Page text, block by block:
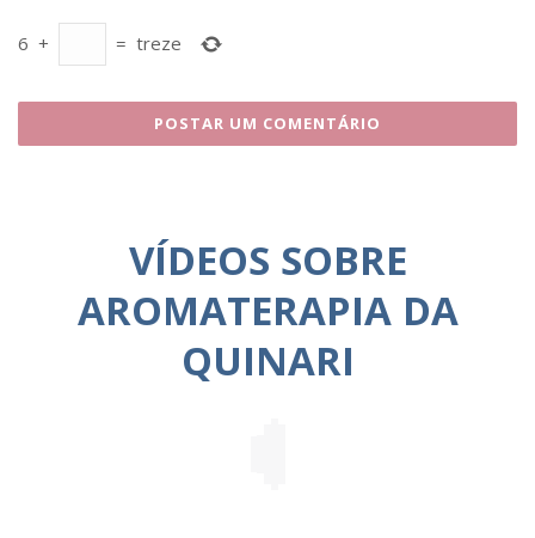
6 + = treze
VÍDEOS SOBRE
AROMATERAPIA DA
QUINARI